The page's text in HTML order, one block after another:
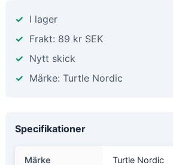
I lager
Frakt: 89 kr SEK
Nytt skick
Märke: Turtle Nordic
Specifikationer
Märke Turtle Nordic